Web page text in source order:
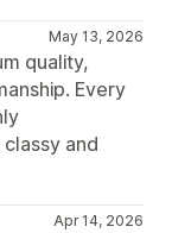
May 13, 2026
quality,
Every
and
Apr 14, 2026